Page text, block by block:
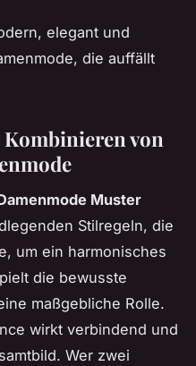
elegant und
die auffällt
von
Muster
Stilregeln, die
um ein harmonisches
die bewusste
maßgebliche Rolle.
wirkt verbindend und
Wer zwei